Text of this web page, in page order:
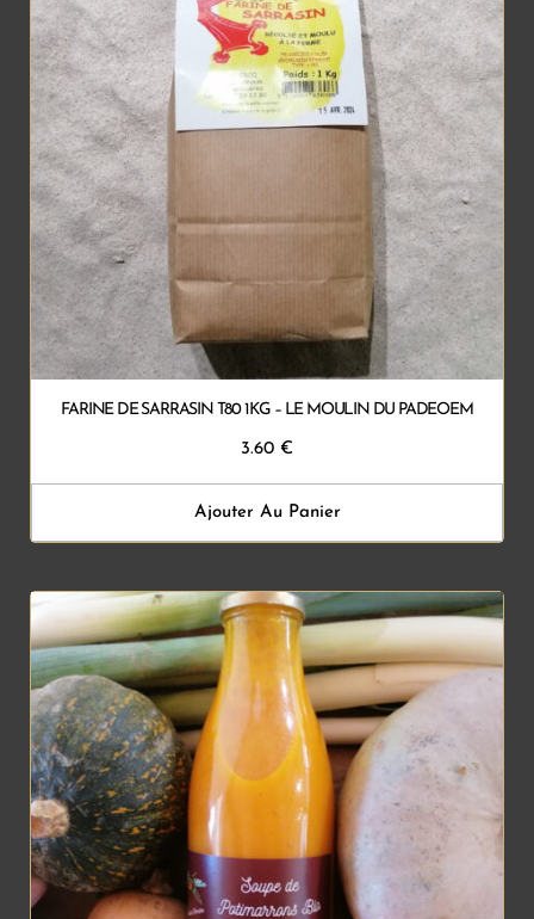
FARINE DE SARRASIN T80 1KG – LE MOULIN DU PADEOEM
3.60 €
Ajouter Au Panier